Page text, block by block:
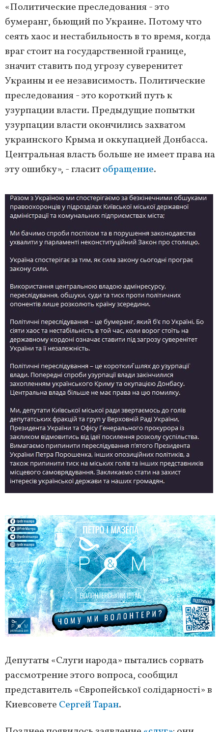
«Политические преследования - это
бумеранг, бьющий по Украине. Потому что
сеять хаос и нестабильность в то время, когда
враг стоит на государственной границе,
значит ставить под угрозу суверенитет
Украины и ее независимость. Политические
преследования - это короткий путь к
узурпации власти. Предыдущие попытки
узурпации власти окончились захватом
украинского Крыма и оккупацией Донбасса.
Центральная власть больше не имеет права на
эту ошибку», - гласитобращение.
Депутаты «Слуги народа» пытались сорвать
рассмотрение этого вопроса, сообщил
представитель «Європейської солідарності» в
Киевсовете Сергей Таран.